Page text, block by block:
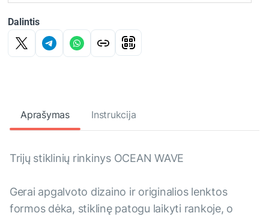
Dalintis
Aprašymas Instrukcija
Trijų stiklinių rinkinys OCEAN WAVE
Gerai apgalvoto dizaino ir originalios lenktos
formos dėka, stiklinę patogu laikyti rankoje, o